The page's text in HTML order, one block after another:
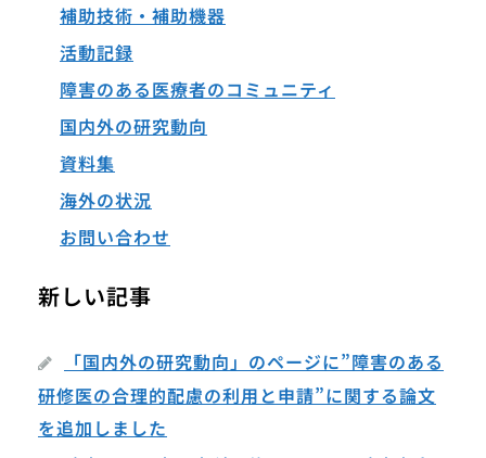
補助技術・補助機器
活動記録
障害のある医療者のコミュニティ
国内外の研究動向
資料集
海外の状況
お問い合わせ
新しい記事
「国内外の研究動向」のページに”障害のある
研修医の合理的配慮の利用と申請”に関する論文
を追加しました